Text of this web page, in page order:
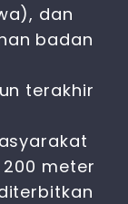
dan
badan
terakhir
meter